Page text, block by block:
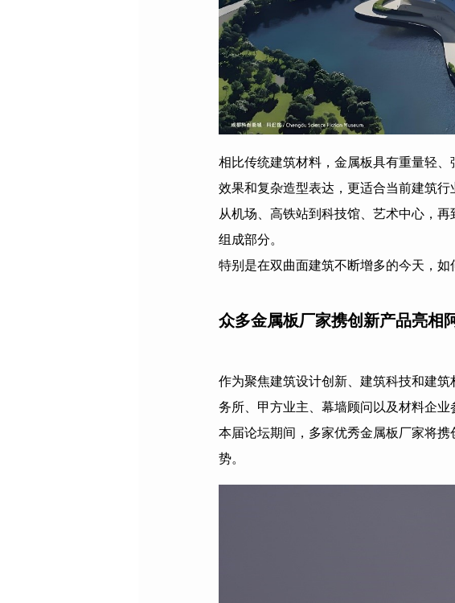
相比传统建筑材料，金属板具有重量轻
效果和复杂造型表达，更适合当前建筑行
从机场、高铁站到科技馆、艺术中心，
组成部分。
特别是在双曲面建筑不断增多的今天，
众多金属板厂家携创新产品亮相
作为聚焦建筑设计创新、建筑科技和建
务所、甲方业主、幕墙顾问以及材料企业
本届论坛期间，多家优秀金属板厂家将
势。